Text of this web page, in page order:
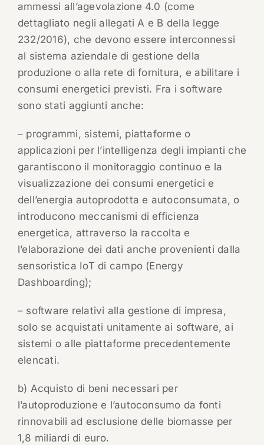
ammessi all’agevolazione 4.0 (come
dettagliato negli allegati A e B della legge
232/2016), che devono essere interconnessi
al sistema aziendale di gestione della
produzione o alla rete di fornitura, e abilitare i
consumi energetici previsti. Fra i software
sono stati aggiunti anche:
– programmi, sistemi, piattaforme o
applicazioni per l’intelligenza degli impianti che
garantiscono il monitoraggio continuo e la
visualizzazione dei consumi energetici e
dell’energia autoprodotta e autoconsumata, o
introducono meccanismi di efficienza
energetica, attraverso la raccolta e
l’elaborazione dei dati anche provenienti dalla
sensoristica IoT di campo (Energy
Dashboarding);
– software relativi alla gestione di impresa,
solo se acquistati unitamente ai software, ai
sistemi o alle piattaforme precedentemente
elencati.
b) Acquisto di beni necessari per
l’autoproduzione e l’autoconsumo da fonti
rinnovabili ad esclusione delle biomasse per
1,8 miliardi di euro.